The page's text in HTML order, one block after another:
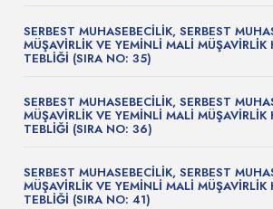
SERBEST MUHASEBECİLİK, SERBEST
MÜŞAVİRLİK VE YEMİNLİ MALİ
TEBLİĞİ (SIRA NO: 35)
SERBEST MUHASEBECİLİK, SERBEST
MÜŞAVİRLİK VE YEMİNLİ MALİ
TEBLİĞİ (SIRA NO: 36)
SERBEST MUHASEBECİLİK, SERBEST
MÜŞAVİRLİK VE YEMİNLİ MALİ
TEBLİĞİ (SIRA NO: 41)